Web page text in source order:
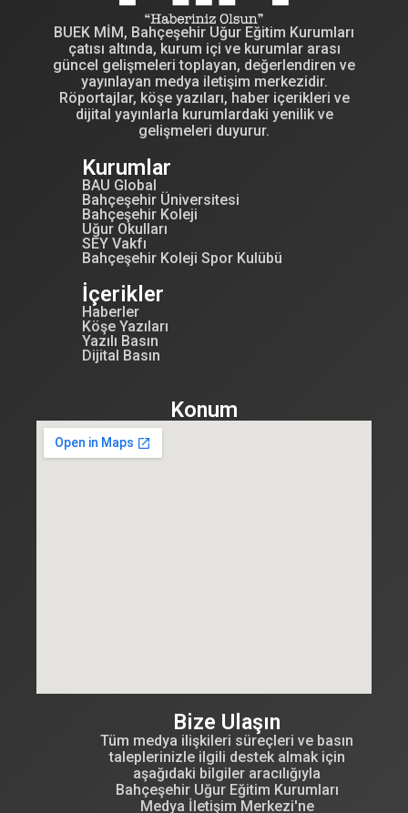
BUEK MİM, Bahçeşehir Uğur Eğitim Kurumları
çatısı altında, kurum içi ve kurumlar arası
güncel gelişmeleri toplayan, değerlendiren ve
yayınlayan medya iletişim merkezidir.
Röportajlar, köşe yazıları, haber içerikleri ve
dijital yayınlarla kurumlardaki yenilik ve
gelişmeleri duyurur.
Kurumlar
BAU Global
Bahçeşehir Üniversitesi
Bahçeşehir Koleji
Uğur Okulları
SEY Vakfı
Bahçeşehir Koleji Spor Kulübü
İçerikler
Haberler
Köşe Yazıları
Yazılı Basın
Dijital Basın
Konum
Bize Ulaşın
Tüm medya ilişkileri süreçleri ve basın
taleplerinizle ilgili destek almak için
aşağıdaki bilgiler aracılığıyla
Bahçeşehir Uğur Eğitim Kurumları
Medya İletişim Merkezi'ne